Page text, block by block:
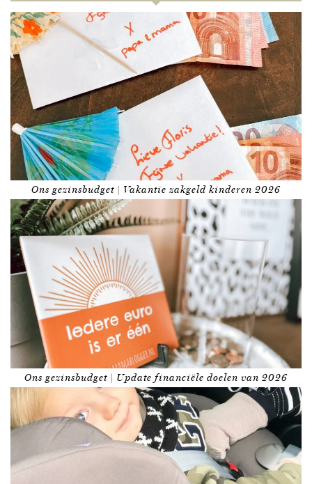
Ons gezinsbudget | Vakantie zakgeld kinderen 2026
Ons gezinsbudget | Update financiële doelen van 2026